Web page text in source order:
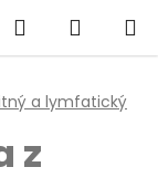
Hľadať
KOŠÍK
a lymfatický
z